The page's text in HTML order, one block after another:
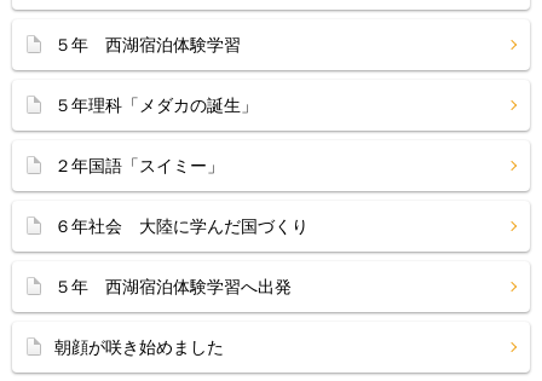
５年 西湖宿泊体験学習
５年理科「メダカの誕生」
２年国語「スイミー」
６年社会 大陸に学んだ国づくり
５年 西湖宿泊体験学習へ出発
朝顔が咲き始めました